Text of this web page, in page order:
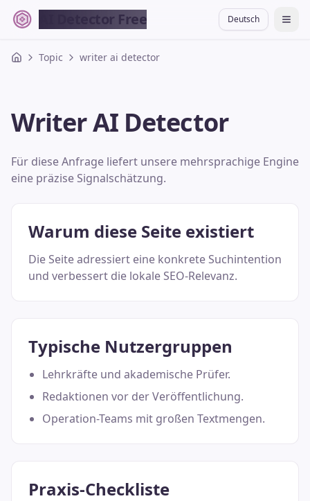
AI Detector Free Deutsch 切换
Topic writer ai detector
Writer AI Detector
Für diese Anfrage liefert unsere mehrsprachige Engine
eine präzise Signalschätzung.
Warum diese Seite existiert
Die Seite adressiert eine konkrete Suchintention
und verbessert die lokale SEO-Relevanz.
Typische Nutzergruppen
Lehrkräfte und akademische Prüfer.
Redaktionen vor der Veröffentlichung.
Operation-Teams mit großen Textmengen.
Praxis-Checkliste